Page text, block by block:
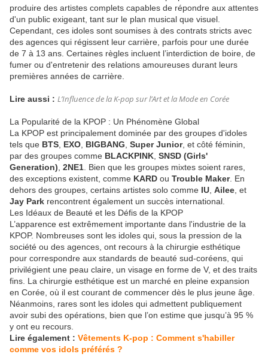
produire des artistes complets capables de répondre aux attentes
d'un public exigeant, tant sur le plan musical que visuel.
Cependant, ces idoles sont soumises à des contrats stricts avec
des agences qui régissent leur carrière, parfois pour une durée
de 7 à 13 ans. Certaines règles incluent l’interdiction de boire, de
fumer ou d'entretenir des relations amoureuses durant leurs
premières années de carrière.
Lire aussi : L’Influence de la K-pop sur l’Art et la Mode en Corée
La Popularité de la KPOP : Un Phénomène Global
La KPOP est principalement dominée par des groupes d'idoles
tels que BTS EXO BIGBANG Super Junior, et côté féminin,
par des groupes comme BLACKPINK SNSD (Girls'
Generation) 2NE1 . Bien que les groupes mixtes soient rares,
des exceptions existent, comme KARD ou Trouble Maker. En
dehors des groupes, certains artistes solo comme IU Ailee , et
Jay Park rencontrent également un succès international.
Les Idéaux de Beauté et les Défis de la KPOP
L’apparence est extrêmement importante dans l'industrie de la
KPOP. Nombreuses sont les idoles qui, sous la pression de la
société ou des agences, ont recours à la chirurgie esthétique
pour correspondre aux standards de beauté sud-coréens, qui
privilégient une peau claire, un visage en forme de V, et des traits
fins. La chirurgie esthétique est un marché en pleine expansion
en Corée, où il est courant de commencer dès le plus jeune âge.
Néanmoins, rares sont les idoles qui admettent publiquement
avoir subi des opérations, bien que l’on estime que jusqu’à 95 %
y ont eu recours.
Lire également : Vêtements K-pop : Comment s'habiller
comme vos idols préférés ?